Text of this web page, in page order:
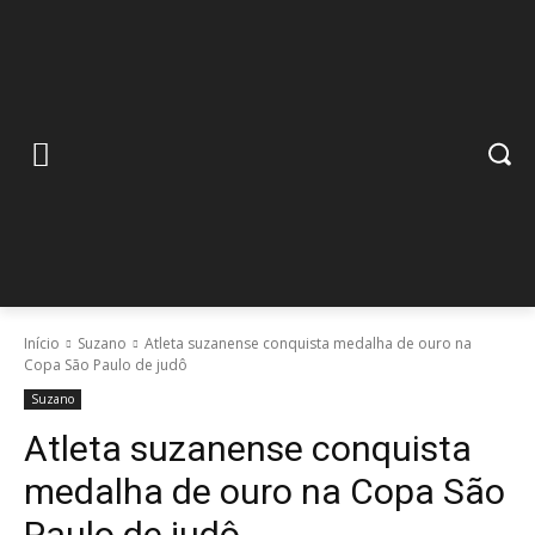
Início Suzano
Atleta suzanense conquista medalha de ouro na
Copa São Paulo de judô
Suzano
Atleta suzanense conquista
medalha de ouro na Copa São